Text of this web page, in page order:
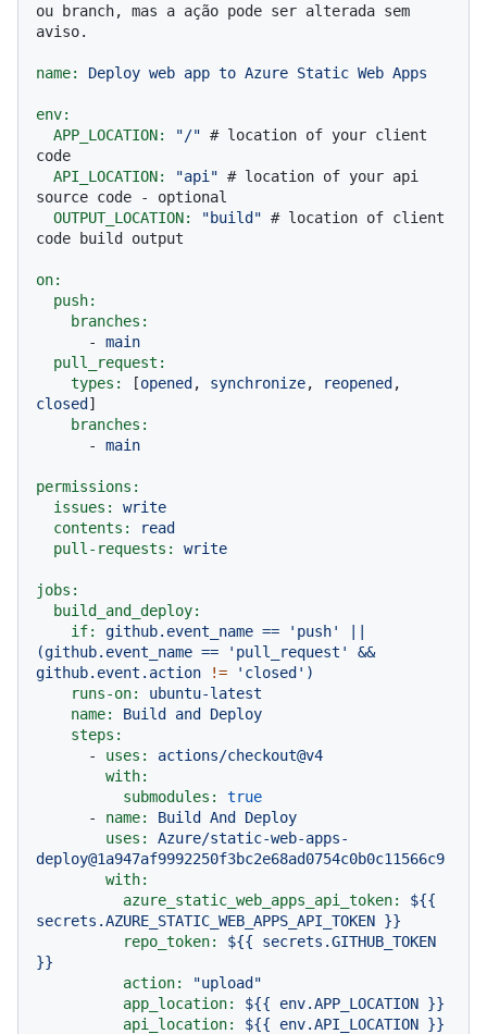
ou branch, mas a ação pode ser alterada sem
aviso.
name: Deploy web app to Azure Static Web Apps
env:
APP_LOCATION:
"/" # location of your client
code
API_LOCATION:
"api" # location of your api
source code - optional
OUTPUT_LOCATION:
"build" # location of client
code build output
on:
push:
branches:
-
main
pull_request:
types:
[opened, synchronize, reopened
closed]
branches:
-
main
permissions:
issues:
write
contents:
read
pull-requests:
write
jobs:
build_and_deploy:
if:
github.event_name == 'push'
||
(github.event_name == 'pull_request'
&&
github.event.action
!= 'closed' )
runs-on:
ubuntu-latest
name:
Build and Deploy
steps:
-
uses:
actions/checkout@v4
with:
submodules:
true
-
name: Build And Deploy
uses:
Azure/static-web-apps-
deploy@1a947af9992250f3bc2e68ad0754c0b0c11566c9
with:
azure_static_web_apps_api_token:
${{
secrets.AZURE_STATIC_WEB_APPS_API_TOKEN }}
repo_token:
${{
secrets.GITHUB_TOKEN
}}
action:
"upload"
app_location:
${{ env.APP_LOCATION }}
api_location:
${{ env.API_LOCATION }}